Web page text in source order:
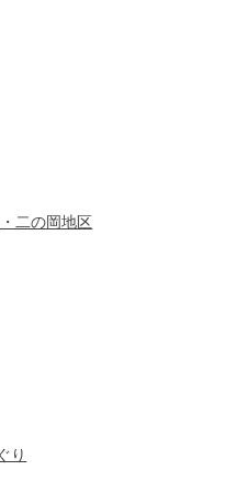
二の岡地区
り